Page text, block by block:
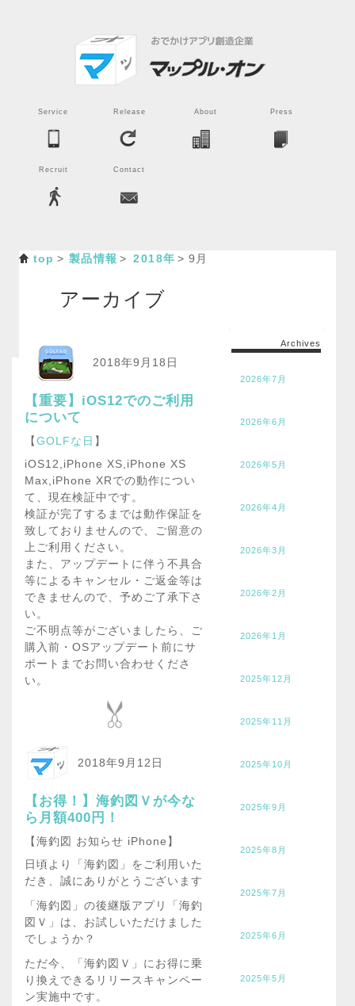
Service Release About Press
Recruit Contact
top 製品情報 2018年 9月
アーカイブ
2018年9月18日
【重要】iOS12でのご利用
について
【GOLFな日 】
iOS12,iPhone XS,iPhone XS
Max,iPhone XRでの動作につい
て、現在検証中です。
検証が完了するまでは動作保証を
致しておりませんので、ご留意の
上ご利用ください。
また、アップデートに伴う不具合
等によるキャンセル・ご返金等は
できませんので、予めご了承下さ
い。
ご不明点等がございましたら、ご
購入前・OSアップデート前にサ
ポートまでお問い合わせくださ
い。
2018年9月12日
【お得！】海釣図Ｖが今な
ら月額400円！
【海釣図 お知らせ iPhone】
日頃より「海釣図」をご利用いた
だき、誠にありがとうございます
「海釣図」の後継版アプリ「海釣
図Ｖ」は、お試しいただけました
でしょうか？
ただ今、「海釣図Ｖ」にお得に乗
り換えできるリリースキャンペー
ン実施中です。
Archives
2026年7月
2026年6月
2026年5月
2026年4月
2026年3月
2026年2月
2026年1月
2025年12月
2025年11月
2025年10月
2025年9月
2025年8月
2025年7月
2025年6月
2025年5月